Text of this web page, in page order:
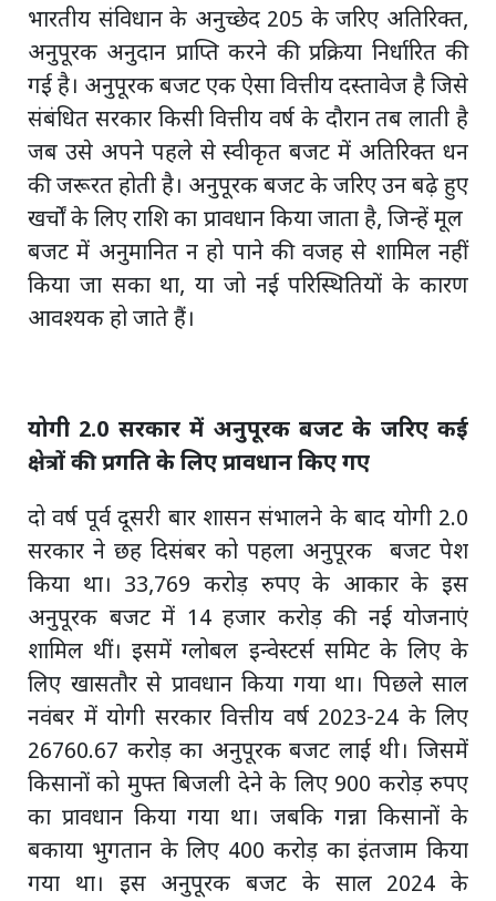
भारतीय संविधान के अनुच्छेद 205 के जरिए अतिरिक्त,
अनुपूरक अनुदान प्राप्ति करने की प्रक्रिया निर्धारित की
गई है। अनुपूरक बजट एक ऐसा वित्तीय दस्तावेज है जिसे
संबंधित सरकार किसी वित्तीय वर्ष के दौरान तब लाती है
जब उसे अपने पहले से स्वीकृत बजट में अतिरिक्त धन
की जरूरत होती है। अनुपूरक बजट के जरिए उन बढ़े हुए
खर्चों के लिए राशि का प्रावधान किया जाता है, जिन्हें मूल
बजट में अनुमानित न हो पाने की वजह से शामिल नहीं
किया जा सका था, या जो नई परिस्थितियों के कारण
आवश्यक हो जाते हैं।
योगी 2.0 सरकार में अनुपूरक बजट के जरिए कई
क्षेत्रों की प्रगति के लिए प्रावधान किए गए
दो वर्ष पूर्व दूसरी बार शासन संभालने के बाद योगी 2.0
सरकार ने छह दिसंबर को पहला अनुपूरक बजट पेश
किया था। 33,769 करोड़ रुपए के आकार के इस
अनुपूरक बजट में 14 हजार करोड़ की नई योजनाएं
शामिल थीं। इसमें ग्लोबल इन्वेस्टर्स समिट के लिए के
लिए खासतौर से प्रावधान किया गया था। पिछले साल
नवंबर में योगी सरकार वित्तीय वर्ष 2023-24 के लिए
26760.67 करोड़ का अनुपूरक बजट लाई थी। जिसमें
किसानों को मुफ्त बिजली देने के लिए 900 करोड़ रुपए
का प्रावधान किया गया था। जबकि गन्ना किसानों के
बकाया भुगतान के लिए 400 करोड़ का इंतजाम किया
गया था। इस अनुपूरक बजट के साल 2024 के